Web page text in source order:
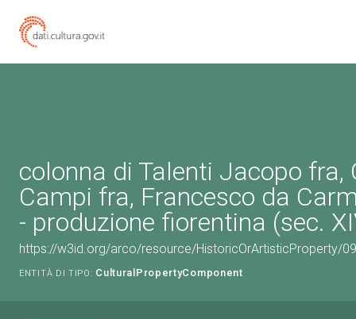
colonna di Talenti Jacopo fra,
Campi fra, Francesco da
- produzione fiorentina (sec.
https://w3id.org/arco/resource/HistoricOrArtisticProperty/
ENTITÀ DI TIPO: CulturalPropertyComponent